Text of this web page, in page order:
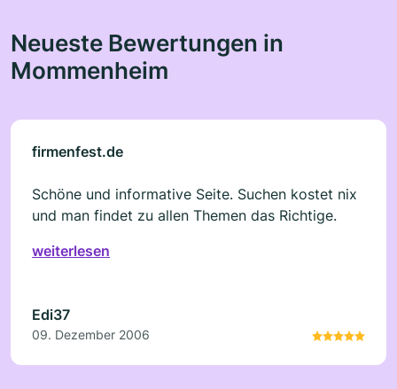
Neueste Bewertungen in
Mommenheim
firmenfest.de
Schöne und informative Seite. Suchen kostet nix
und man findet zu allen Themen das Richtige.
weiterlesen
Edi37
09. Dezember 2006